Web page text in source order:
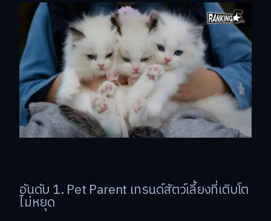
อันดับ 1. Pet Parent เทรนด์สัตว์เลี้ยงที่เติบโต
ไม่หยุด